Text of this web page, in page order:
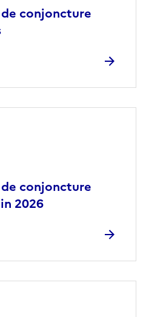
conjoncture
conjoncture
2026